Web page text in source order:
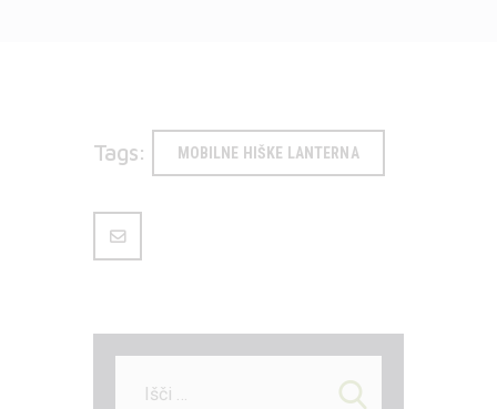
Tags: MOBILNE HIŠKE LANTERNA